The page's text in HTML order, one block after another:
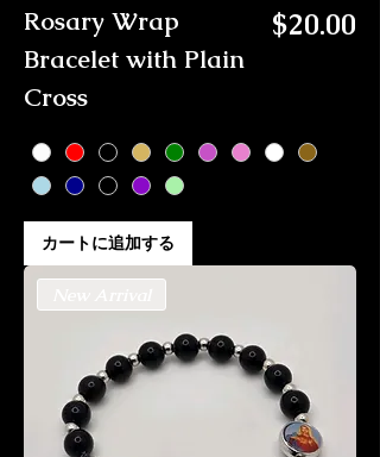
Rosary Wrap
Bracelet with Plain
Cross
価格
$20.00
カートに追加する